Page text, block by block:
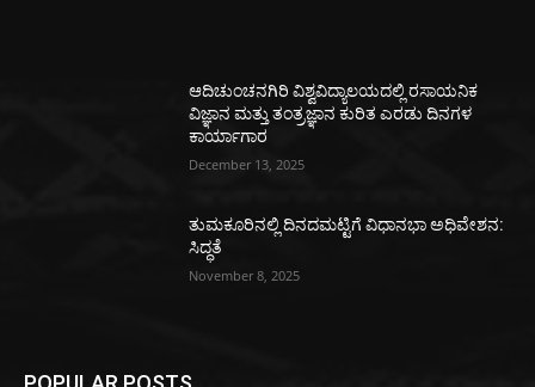
ಆದಿಚುಂಚನಗಿರಿ ವಿಶ್ವವಿದ್ಯಾಲಯದಲ್ಲಿ ರಸಾಯನಿಕ
ವಿಜ್ಞಾನ ಮತ್ತು ತಂತ್ರಜ್ಞಾನ ಕುರಿತ ಎರಡು ದಿನಗಳ
ಕಾರ್ಯಾಗಾರ
December 13, 2025
ತುಮಕೂರಿನಲ್ಲಿ ದಿನದಮಟ್ಟಿಗೆ ವಿಧಾನಭಾ ಅಧಿವೇಶನ:
ಸಿದ್ಧತೆ
November 8, 2025